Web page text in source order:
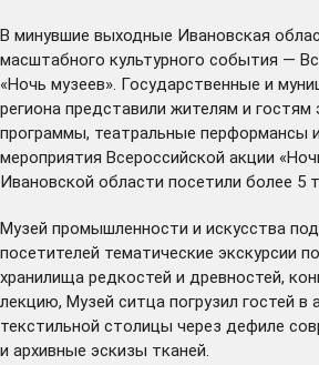
В минувшие выходные Ивановская
масштабного культурного события —
«Ночь музеев». Государственные и
региона представили жителям и
программы, театральные перформансы
мероприятия Всероссийской акции
Ивановской области посетили более 5
Музей промышленности и искусства
посетителей тематические экскурсии
хранилища редкостей и древностей,
лекцию, Музей ситца погрузил гостей в
текстильной столицы через дефиле
и архивные эскизы тканей.